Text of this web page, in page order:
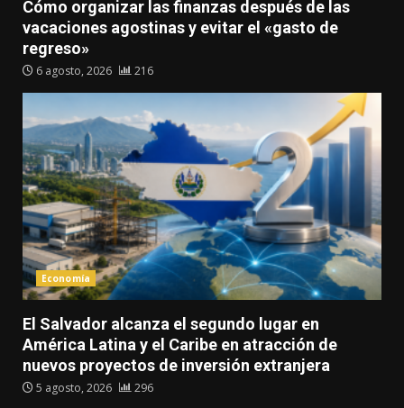
Cómo organizar las finanzas después de las
vacaciones agostinas y evitar el «gasto de
regreso»
6 agosto, 2026 216
Economía
El Salvador alcanza el segundo lugar en
América Latina y el Caribe en atracción de
nuevos proyectos de inversión extranjera
5 agosto, 2026 296